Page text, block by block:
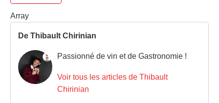
Array
De Thibault Chirinian
Passionné de vin et de Gastronomie !
Voir tous les articles de Thibault
Chirinian